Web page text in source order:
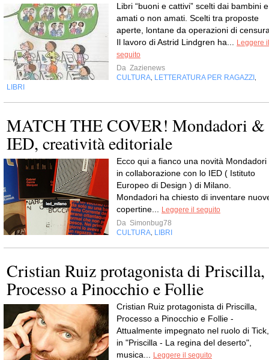
Libri “buoni e cattivi” scelti dai bambini e
amati o non amati. Scelti tra proposte
aperte, lontane da operazioni di
Il lavoro di Astrid Lindgren ha...
Leggere il
seguito
Da Zazienews
CULTURA LETTERATURA PER RAGAZZI
LIBRI
MATCH THE COVER! Mondadori &
IED, creatività editoriale
Ecco qui a fianco una novità Mondadori
in collaborazione con lo IED ( Istituto
Europeo di Design ) di Milano.
Mondadori ha chiesto di inventare
copertine...
Leggere il seguito
Da Simonbug78
CULTURA LIBRI
Cristian Ruiz protagonista di Priscilla,
Processo a Pinocchio e Follie
Cristian Ruiz protagonista di Priscilla,
Processo a Pinocchio e Follie -
Attualmente impegnato nel ruolo di Tick,
in "Priscilla - La regina del deserto",
musica...
Leggere il seguito